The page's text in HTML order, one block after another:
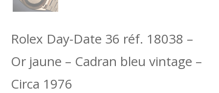
Rolex Day-Date 36 réf. 18038 –
Or jaune – Cadran bleu vintage –
Circa 1976